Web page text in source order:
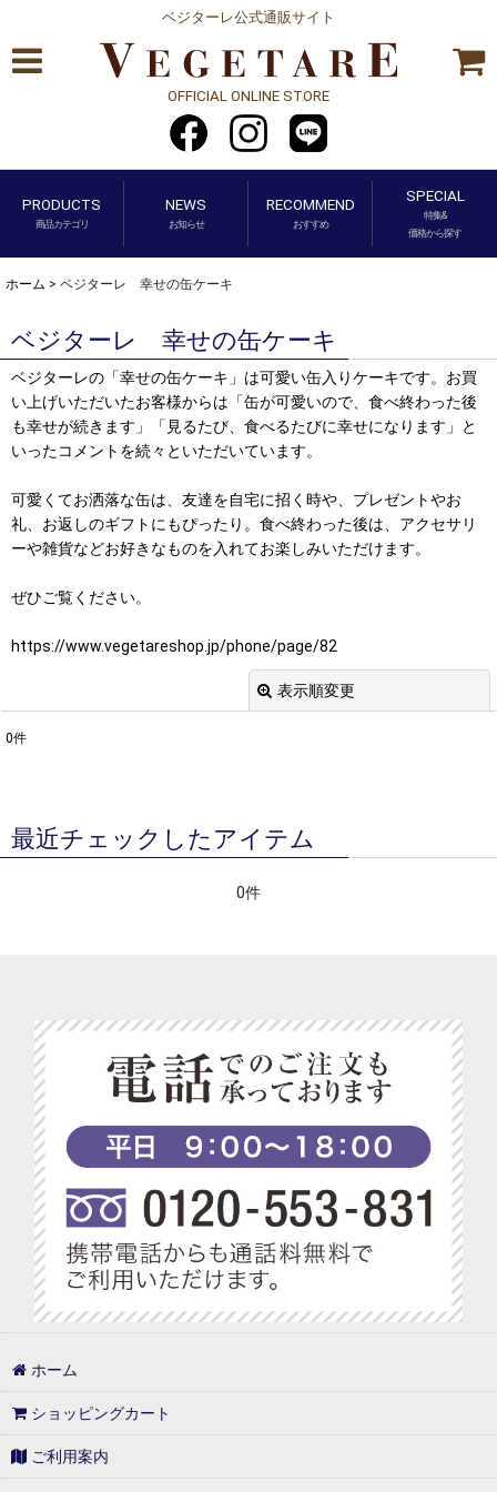
ベジターレ公式通販サイト
OFFICIAL ONLINE STORE
PRODUCTS
商品カテゴリ
NEWS
お知らせ
RECOMMEND
おすすめ
SPECIAL
特集&
価格から探す
ホーム > ベジターレ 幸せの缶ケーキ
ベジターレ 幸せの缶ケーキ
ベジターレの「幸せの缶ケーキ」は可愛い缶入りケーキです。お買
い上げいただいたお客様からは「缶が可愛いので、食べ終わった後
も幸せが続きます」「見るたび、食べるたびに幸せになります」と
いったコメントを続々といただいています。
可愛くてお洒落な缶は、友達を自宅に招く時や、プレゼントやお
礼、お返しのギフトにもぴったり。食べ終わった後は、アクセサリ
ーや雑貨などお好きなものを入れてお楽しみいただけます。
ぜひご覧ください。
https://www.vegetareshop.jp/phone/page/82
表示順変更
0件
最近チェックしたアイテム
0件
ホーム
ショッピングカート
ご利用案内